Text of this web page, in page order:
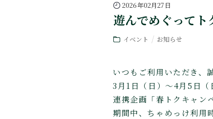
2026年02月27日
遊んでめぐって
イベント お知らせ
いつもご利用いただき、
3月1日（日）～4月5日
連携企画「春トクキャン
期間中、ちゃめっけ利用